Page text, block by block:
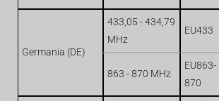
Germania (DE)
433,05 - 434,79
MHz
EU433
863 - 870 MHz
EU863-
870